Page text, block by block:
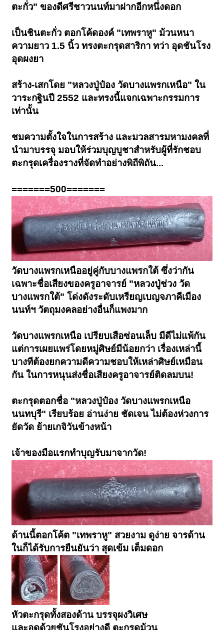
ตะกั่ว" ของดีศรีชาวนนท์มาฝากอีกหนึ่งดอก
เป็นชินตะกั่ว ตอกโค้ดองค์ "เทพราหู" ม้วนหนา
ความยาว 1.5 นิ้ว ทรงตะกรุดสาริกา ทว่า อุดชันโรง
อุดผงยา
สร้าง-เสกโดย "หลวงปู่ป๋อง วัดบางแพรกเหนือ" ใน
วาระกฐินปี 2552 และทรงนี้แจกเฉพาะกรรมการ
เท่านั้น
ชมความตั้งใจในการสร้าง และมวลสารมหามงคลที่
นำมาบรรจุ มอบให้ร่วมบุญบูชาสำหรับผู้ที่รักชอบ
ตะกรุดเครื่องรางที่จัดทำอย่างพิถีพิถัน...
=======500=======
วัดบางแพรกเหนืออยู่คู่กับบางแพรกใต้ ซึ่งว่ากัน
เฉพาะชื่อเสียงของครูอาจารย์ "หลวงปู่ช่วง วัด
บางแพรกใต้" โด่งดังระดับเหรียญเบญจภาคีเมือง
นนท์ฯ วัตถุมงคลอย่างอื่นก็แพงมาก
วัดบางแพรกเหนือ เปรียบเสือซ่อนเล็บ มีดีไม่แพ้กัน
แต่การเผยแพร่โดยหมู่ศิษย์มีน้อยกว่า เรื่องเหล่านี้
บางทีต้องยกความดีความชอบให้เหล่าศิษย์เหมือน
กัน ในการหนุนส่งชื่อเสียงครูอาจารย์ติดลมบน!
ตะกรุดตอกชื่อ "หลวงปู่ป๋อง วัดบางแพรกเหนือ
นนทบุรี" เรียบร้อย อ่านง่าย ชัดเจน ไม่ต้องห่วงการ
ยัดวัด ย้ายเกจิวันข้างหน้า
เจ้าของมือแรกทำบุญรับมาจากวัด!
ด้านนี้ตอกโค้ต "เทพราหู" สวยงาม ดูง่าย จารด้าน
ในก็ได้รับการยืนยันว่า สุดเข้ม เต็มดอก
หัวตะกรุดทั้งสองด้าน บรรจุผงวิเศษ
และอุดด้วยชันโรงอย่างดี ตะกรุดม้วน